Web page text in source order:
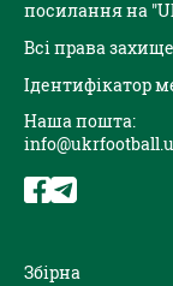
посилання на
Всі права
Ідентифікатор
Наша пошта:
Збірна